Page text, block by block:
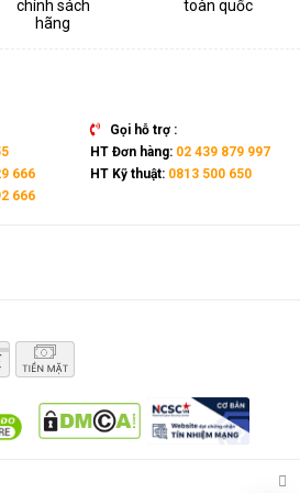
thước gọn nhẹ, kết hợp cùng bánh
dễ dàng di chuyển tới mọi vị trí trong
hòa di động là gì?
máy bao gồm: Làm lạnh, quạt gió,
chính sách
hãng
toàn quốc
666
666
Gọi hỗ trợ :
HT Đơn hàng: 02 439 879 997
HT Kỹ thuật: 0813 500 650